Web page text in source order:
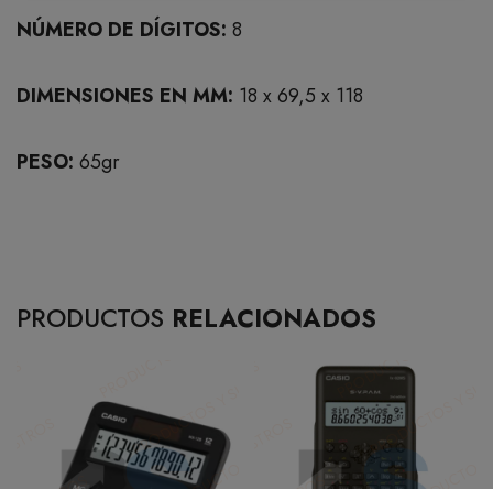
NÚMERO DE DÍGITOS: 8
DIMENSIONES EN MM: 18 x 69,5 x 118
PESO: 65gr
PRODUCTOS RELACIONADOS